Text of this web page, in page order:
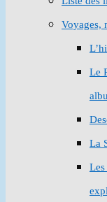
Voyages,
Le
La